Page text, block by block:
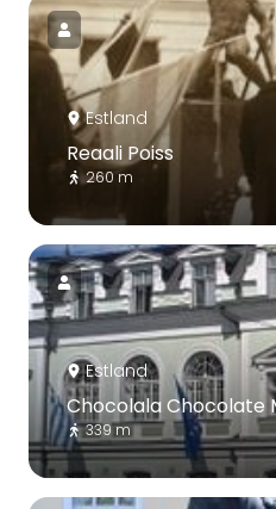
Estland
Reaali Poiss
260 m
Estland
Chocolala Chocolate
339 m